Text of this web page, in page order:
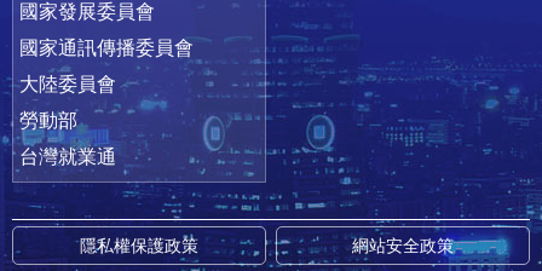
國家發展委員會
國家通訊傳播委員會
大陸委員會
勞動部
台灣就業通
隱私權保護政策 網站安全政策